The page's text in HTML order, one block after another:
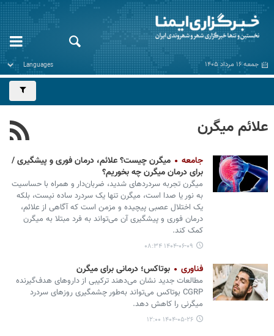
جمعه ۱۶ مرداد ۱۴۰۵
علائم میگرن
جامعه
میگرن چیست؟ علائم، درمان فوری و پیشگیری /
برای درمان میگرن چه بخوریم؟
میگرن تجربه سردردهای شدید، ضربان‌دار و همراه با حساسیت
به نور یا صدا است، میگرن تنها یک سردرد ساده نیست، بلکه
یک اختلال عصبی پیچیده و مزمن است که آگاهی از علائم،
درمان فوری و پیشگیری آن می‌تواند به فرد مبتلا به میگرن
کمک کند.
۱۴۰۴-۰۶-۰۹ ۰۸:۳۴
فناوری بوتاکس؛ درمانی برای میگرن
مطالعات جدید نشان می‌دهند ترکیبی از داروهای هدف‌گیرنده
CGRP بوتاکس می‌تواند به‌طور چشمگیری روزهای سردرد
میگرنی را کاهش دهد.
۱۴۰۴-۰۵-۲۶ ۱۲:۰۰